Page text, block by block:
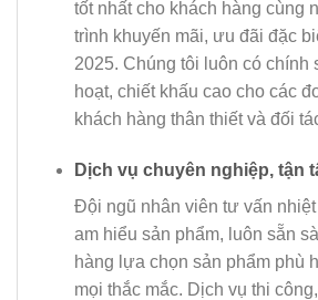
tốt nhất cho khách hàng cùng
trình khuyến mãi, ưu đãi đặc
2025. Chúng tôi luôn có chính
hoạt, chiết khấu cao cho các
khách hàng thân thiết và đối
Dịch vụ chuyên nghiệp, tận
Đội ngũ nhân viên tư vấn nhiệt
am hiểu sản phẩm, luôn sẵn
hàng lựa chọn sản phẩm phù
mọi thắc mắc. Dịch vụ thi